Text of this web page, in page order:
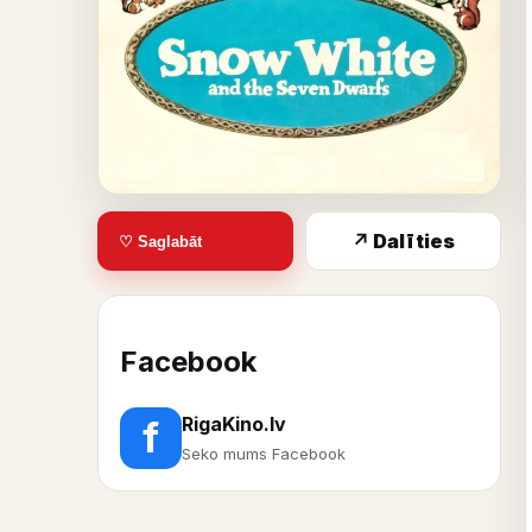
♡ Saglabāt ↗ Dalīties
Facebook
f RigaKino.lv
Seko mums Facebook